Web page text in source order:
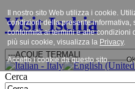
Visit Ischia
Cerca
Il nostro sito Web utilizza i cookie.
condizioni della presente informativa,
conformità ai termini e alle condizioni
più sui cookie, visualizza la Privacy.
Accetto i cookie da questo sito.